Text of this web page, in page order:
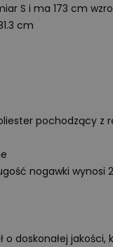
S i ma 173 cm
cm
pochodzący z
nogawki wynosi
o doskonałej